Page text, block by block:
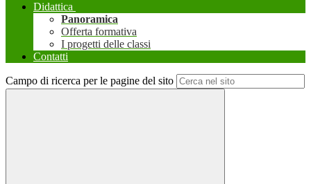
Didattica
Panoramica
Offerta formativa
I progetti delle classi
Contatti
Campo di ricerca per le pagine del sito